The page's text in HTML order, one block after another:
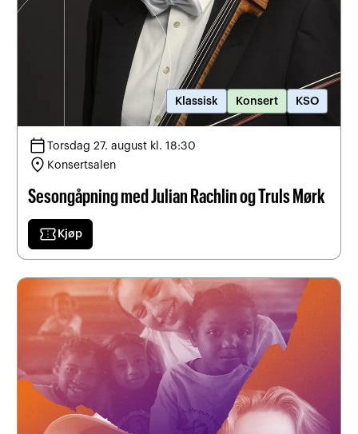
Klassisk Konsert KSO
calendar_today Torsdag 27. august kl. 18:30
location_on Konsertsalen
Sesongåpning med Julian Rachlin og Truls Mørk
confirmation_number Kjøp